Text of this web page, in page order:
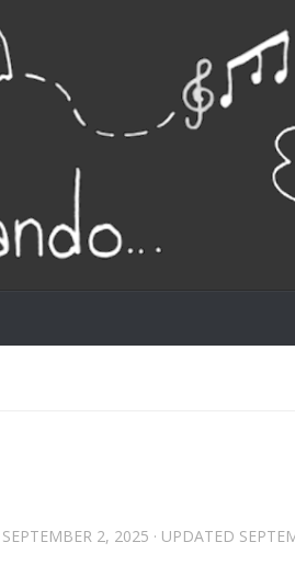
SEPTEMBER 2, 2025 · UPDATED